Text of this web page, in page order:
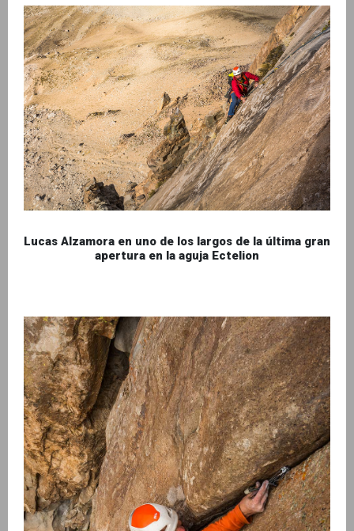
Lucas Alzamora en uno de los largos de la última gran
apertura en la aguja Ectelion